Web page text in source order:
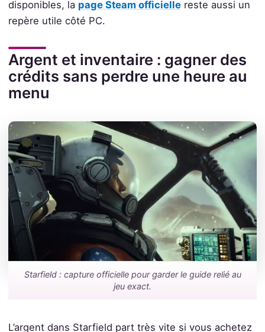
disponibles, la page Steam officiellereste aussi un
repère utile côté PC.
Argent et inventaire : gagner des
crédits sans perdre une heure au
menu
Starfield : capture officielle pour garder le guide relié au
jeu exact.
L’argent dans Starfield part très vite si vous achetez